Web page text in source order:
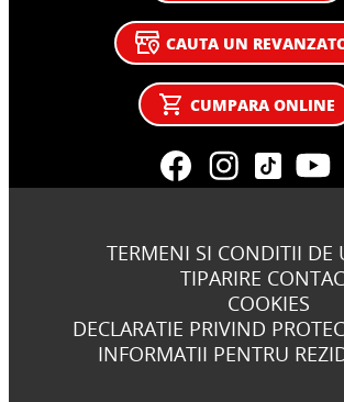
CAUTA UN
CUMPARA ONLINE
TERMENI SI CONDITII DE
TIPARIRE
COOKIES
DECLARATIE PRIVIND
INFORMATII PENTRU